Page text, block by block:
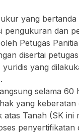
yang
pengukuran dan
Petugas
disertai
yuridis yang
selama
yang
atas Tanah (SK
penyertifikatan